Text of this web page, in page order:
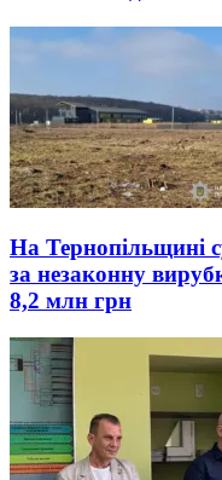
На Тернопільщині
за незаконну
8,2 млн грн